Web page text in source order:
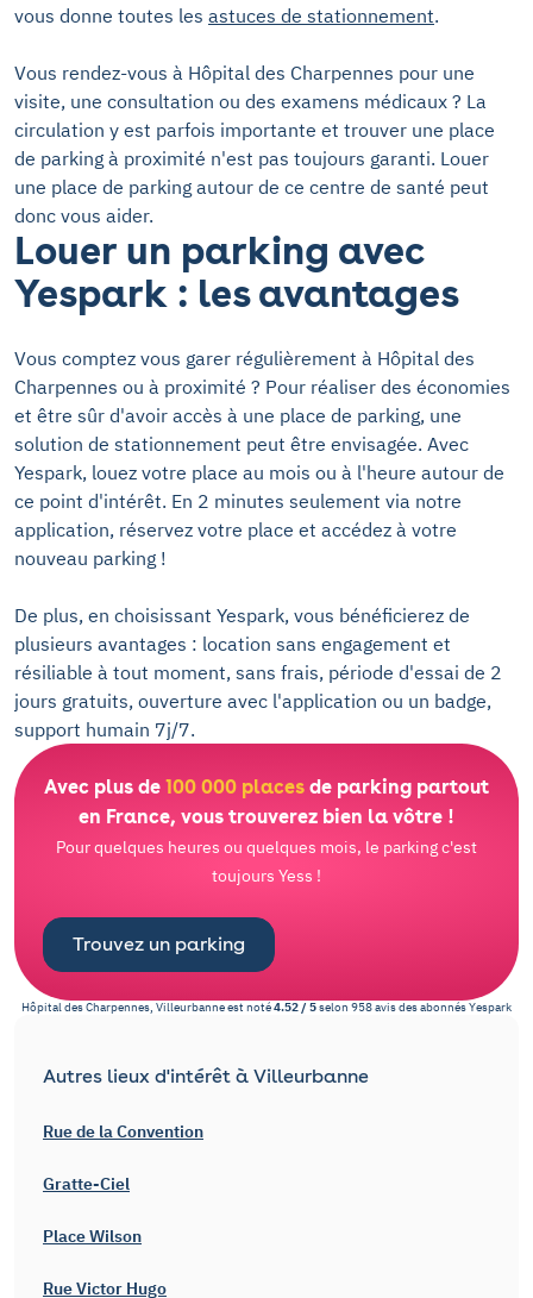
vous donne toutes les astuces de stationnement.
Vous rendez-vous à Hôpital des Charpennes pour une
visite, une consultation ou des examens médicaux ? La
circulation y est parfois importante et trouver une place
de parking à proximité n'est pas toujours garanti. Louer
une place de parking autour de ce centre de santé peut
donc vous aider.
Louer un parking avec
Yespark : les avantages
Vous comptez vous garer régulièrement à Hôpital des
Charpennes ou à proximité ? Pour réaliser des économies
et être sûr d'avoir accès à une place de parking, une
solution de stationnement peut être envisagée. Avec
Yespark, louez votre place au mois ou à l'heure autour de
ce point d'intérêt. En 2 minutes seulement via notre
application, réservez votre place et accédez à votre
nouveau parking !
De plus, en choisissant Yespark, vous bénéficierez de
plusieurs avantages : location sans engagement et
résiliable à tout moment, sans frais, période d'essai de 2
jours gratuits, ouverture avec l'application ou un badge,
support humain 7j/7.
Avec plus de 100 000 places de parking partout
en France, vous trouverez bien la vôtre !
Pour quelques heures ou quelques mois, le parking c'est
toujours Yess !
Trouvez un parking
Hôpital des Charpennes, Villeurbanneest noté4.52/ 5selon 958avis des abonnésYespark
Autres lieux d'intérêt à Villeurbanne
Rue de la Convention
Gratte-Ciel
Place Wilson
Rue Victor Hugo